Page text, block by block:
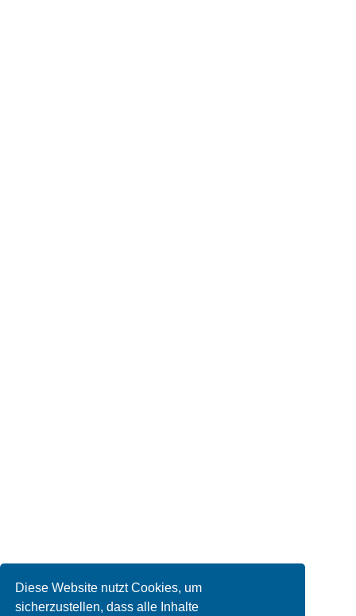
Diese Website nutzt Cookies, um
sicherzustellen, dass alle Inhalte